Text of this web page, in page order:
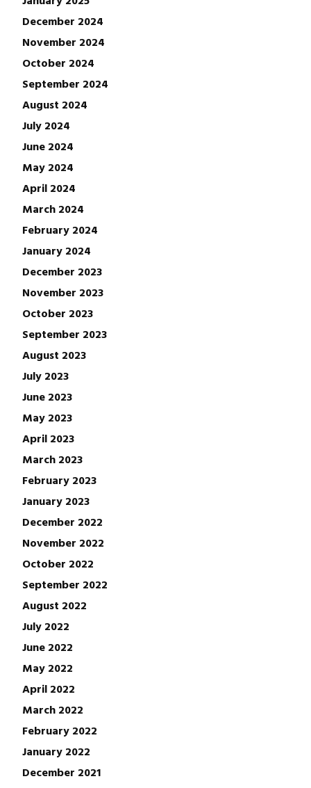
December 2024
November 2024
October 2024
September 2024
August 2024
July 2024
June 2024
May 2024
April 2024
March 2024
February 2024
January 2024
December 2023
November 2023
October 2023
September 2023
August 2023
July 2023
June 2023
May 2023
April 2023
March 2023
February 2023
January 2023
December 2022
November 2022
October 2022
September 2022
August 2022
July 2022
June 2022
May 2022
April 2022
March 2022
February 2022
January 2022
December 2021